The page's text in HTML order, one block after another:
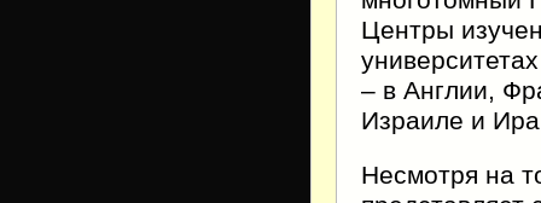
Центры
– в Англии,
Израиле и
Несмотря на